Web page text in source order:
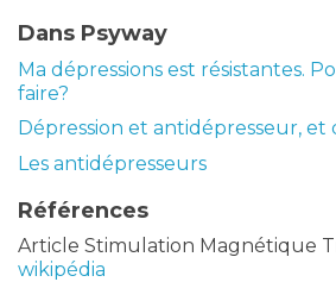
Dans Psyway
Ma dépressions est résistantes.
faire?
Dépression et antidépresseur, et
Les antidépresseurs
Références
Article Stimulation Magnétique
wikipédia